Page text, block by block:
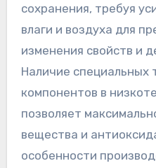
сохранения, требуя
влаги и воздуха для
изменения свойств и
Наличие специальных
компонентов в
позволяет
вещества и
особенности